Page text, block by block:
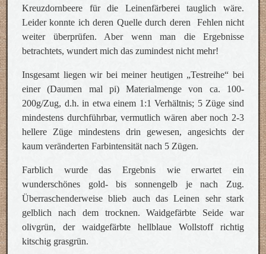
Kreuzdornbeere für die Leinenfärberei tauglich wäre.
Leider konnte ich deren Quelle durch deren Fehlen nicht
weiter überprüfen. Aber wenn man die Ergebnisse
betrachtets, wundert mich das zumindest nicht mehr!
Insgesamt liegen wir bei meiner heutigen „Testreihe“ bei
einer (Daumen mal pi) Materialmenge von ca. 100-
200g/Zug, d.h. in etwa einem 1:1 Verhältnis; 5 Züge sind
mindestens durchführbar, vermutlich wären aber noch 2-3
hellere Züge mindestens drin gewesen, angesichts der
kaum veränderten Farbintensität nach 5 Zügen.
Farblich wurde das Ergebnis wie erwartet ein
wunderschönes gold- bis sonnengelb je nach Zug.
Überraschenderweise blieb auch das Leinen sehr stark
gelblich nach dem trocknen. Waidgefärbte Seide war
olivgrün, der waidgefärbte hellblaue Wollstoff richtig
kitschig grasgrün.